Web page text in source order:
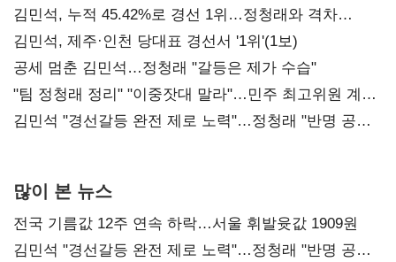
김민석, 누적 45.42%로 경선 1위…정청래와 격차
0.86%p(2보)
김민석, 제주·인천 당대표 경선서 '1위'(1보)
공세 멈춘 김민석…정청래 "갈등은 제가 수습"
"팀 정청래 정리" "이중잣대 말라"…민주 최고위원 계파
다툼 격화
김민석 "경선갈등 완전 제로 노력"…정청래 "반명 공세
많이 본 뉴스
전국 기름값 12주 연속 하락…서울 휘발윳값 1909원
김민석 "경선갈등 완전 제로 노력"…정청래 "반명 공세